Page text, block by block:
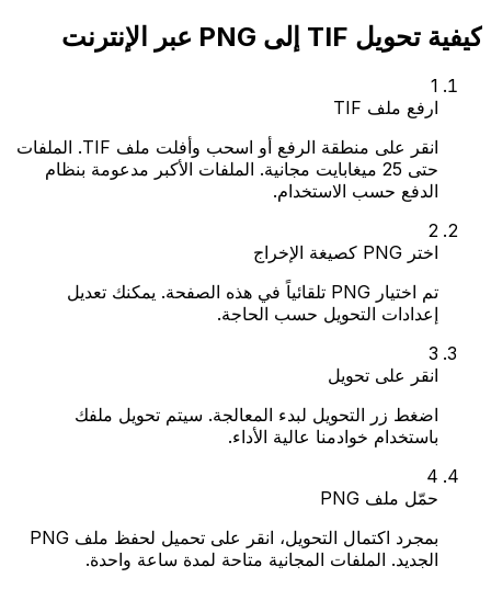
كيفية تحويل TIF إلى PNG عبر الإنترنت
1
ارفع ملف TIF
انقر على منطقة الرفع أو اسحب وأفلت ملف TIF. الملفات
حتى 25 ميغابايت مجانية. الملفات الأكبر مدعومة بنظام
الدفع حسب الاستخدام.
2
اختر PNG كصيغة الإخراج
تم اختيار PNG تلقائياً في هذه الصفحة. يمكنك تعديل
إعدادات التحويل حسب الحاجة.
3
انقر على تحويل
اضغط زر التحويل لبدء المعالجة. سيتم تحويل ملفك
باستخدام خوادمنا عالية الأداء.
4
حمّل ملف PNG
بمجرد اكتمال التحويل، انقر على تحميل لحفظ ملف PNG
الجديد. الملفات المجانية متاحة لمدة ساعة واحدة.